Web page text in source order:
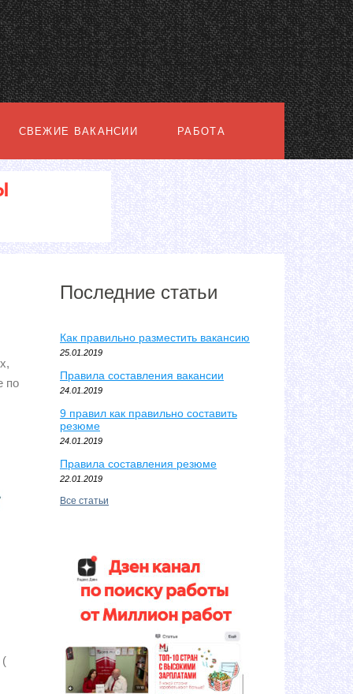
СВЕЖИЕ ВАКАНСИИ РАБОТА
по
(
Последние статьи
Как правильно разместить вакансию
25.01.2019
Правила составления вакансии
24.01.2019
9 правил как правильно составить
резюме
24.01.2019
Правила составления резюме
22.01.2019
Все статьи